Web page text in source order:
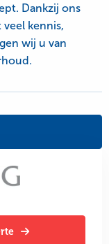
Dankzij ons
kennis,
wij u van